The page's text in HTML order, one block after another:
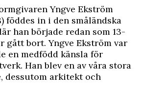
Yngve Ekström
föddes in i den småländska
han började redan som 13-
gått bort. Yngve Ekström var
en medfödd känsla för
Han blev en av våra stora
dessutom arkitekt och